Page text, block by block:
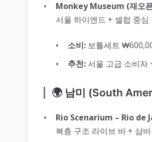
Monkey Museum (재오
서울 하이엔드 + 셀럽 중심
소비: 보틀세트
추천: 서울 고급 소비자
🌍 남미 (South
Rio Scenarium – Rio de
복층 구조 라이브 바 + 삼